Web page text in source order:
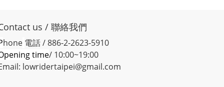
us / 聯絡我們
hone 電話 / 886-2-2623-5910
time/ 10:00~19:00
lowridertaipei@gmail.com